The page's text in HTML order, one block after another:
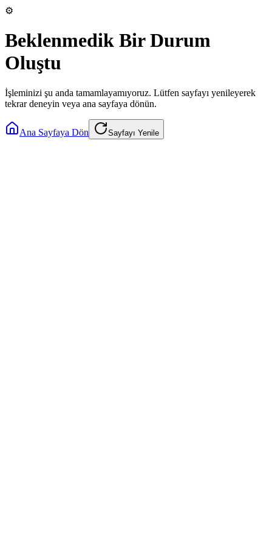
⚙️
Beklenmedik Bir Durum
Oluştu
İşleminizi şu anda tamamlayamıyoruz. Lütfen sayfayı yenileyerek
tekrar deneyin veya ana sayfaya dönün.
Ana Sayfaya Dön Sayfayı Yenile